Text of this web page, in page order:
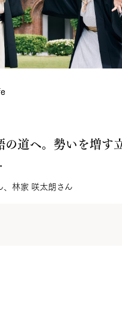
の道へ。勢いを増す
林家 咲太朗さん